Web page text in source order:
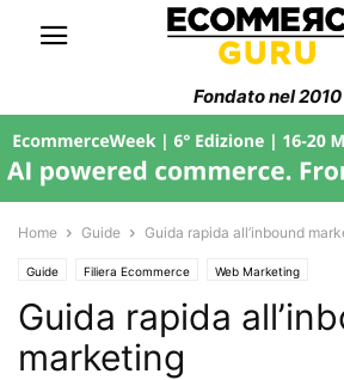
Fondato nel 2010
Home Guide Guida rapida all’inbound
Guide Filiera Ecommerce Web Marketing
Guida rapida
marketing